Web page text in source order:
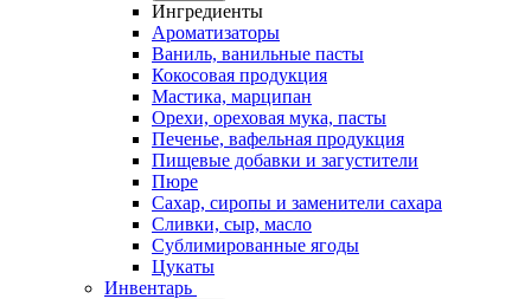
Ингредиенты
Ароматизаторы
Ваниль, ванильные пасты
Кокосовая продукция
Мастика, марципан
Орехи, ореховая мука, пасты
Печенье, вафельная продукция
Пищевые добавки и загустители
Пюре
Сахар, сиропы и заменители сахара
Сливки, сыр, масло
Сублимированные ягоды
Цукаты
Инвентарь